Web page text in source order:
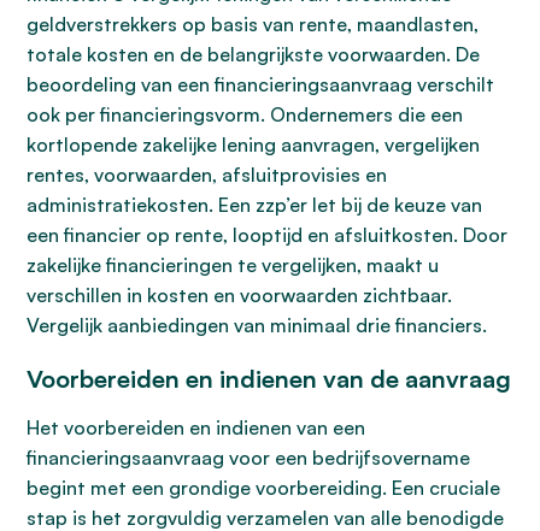
geldverstrekkers op basis van rente, maandlasten,
totale kosten en de belangrijkste voorwaarden. De
beoordeling van een financieringsaanvraag verschilt
ook per financieringsvorm. Ondernemers die een
kortlopende zakelijke lening aanvragen, vergelijken
rentes, voorwaarden, afsluitprovisies en
administratiekosten. Een zzp’er let bij de keuze van
een financier op rente, looptijd en afsluitkosten. Door
zakelijke financieringen te vergelijken, maakt u
verschillen in kosten en voorwaarden zichtbaar.
Vergelijk aanbiedingen van minimaal drie financiers.
Voorbereiden en indienen van de aanvraag
Het voorbereiden en indienen van een
financieringsaanvraag voor een bedrijfsovername
begint met een grondige voorbereiding. Een cruciale
stap is het zorgvuldig verzamelen van alle benodigde